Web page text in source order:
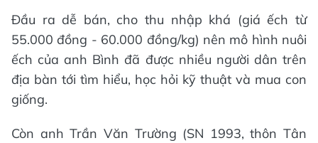
Đầu ra dễ bán, cho thu nhập khá (giá ếch từ
55.000 đồng - 60.000 đồng/kg) nên mô hình nuôi
ếch của anh Bình đã được nhiều người dân trên
địa bàn tới tìm hiểu, học hỏi kỹ thuật và mua con
giống.
Còn anh Trần Văn Trường (SN 1993, thôn Tân